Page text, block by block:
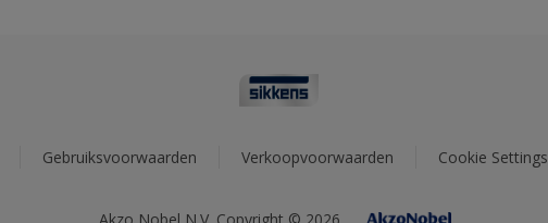
Gebruiksvoorwaarden Verkoopvoorwaarden Cookie Settings